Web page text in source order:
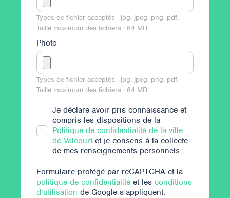
Types de fichier acceptés : jpg, jpeg, png, pdf,
Taille maximum des fichiers : 64 MB.
Photo
Types de fichier acceptés : jpg, jpeg, png, pdf,
Taille maximum des fichiers : 64 MB.
Je déclare avoir pris connaissance et
compris les dispositions de la
Politique de confidentialité de la ville
de Valcourtet je consens à la collecte
de mes renseignements personnels.
Formulaire protégé par reCAPTCHA et la
politique de confidentialité et lesconditions
d’utilisation de Google s’appliquent.